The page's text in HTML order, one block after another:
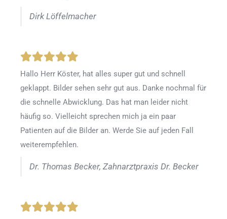
Dirk Löffelmacher
Hallo Herr Köster, hat alles super gut und schnell
geklappt. Bilder sehen sehr gut aus. Danke nochmal für
die schnelle Abwicklung. Das hat man leider nicht
häufig so. Vielleicht sprechen mich ja ein paar
Patienten auf die Bilder an. Werde Sie auf jeden Fall
weiterempfehlen.
Dr. Thomas Becker, Zahnarztpraxis Dr. Becker